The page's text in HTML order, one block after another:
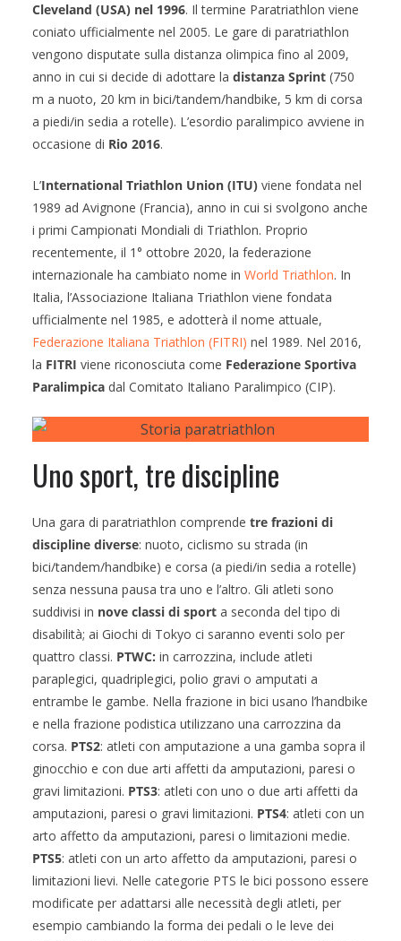
Cleveland (USA) nel 1996. Il termine Paratriathlon viene
coniato ufficialmente nel 2005. Le gare di paratriathlon
vengono disputate sulla distanza olimpica fino al 2009,
anno in cui si decide di adottare la distanza Sprint (750
m a nuoto, 20 km in bici/tandem/handbike, 5 km di corsa
a piedi/in sedia a rotelle). L’esordio paralimpico avviene in
occasione di Rio 2016.
L’International Triathlon Union (ITU) viene fondata nel
1989 ad Avignone (Francia), anno in cui si svolgono anche
i primi Campionati Mondiali di Triathlon. Proprio
recentemente, il 1° ottobre 2020, la federazione
internazionale ha cambiato nome in World Triathlon. In
Italia, l’Associazione Italiana Triathlon viene fondata
ufficialmente nel 1985, e adotterà il nome attuale,
Federazione Italiana Triathlon (FITRI) nel 1989. Nel 2016,
la FITRI viene riconosciuta come Federazione Sportiva
Paralimpica dal Comitato Italiano Paralimpico (CIP).
Uno sport, tre discipline
Una gara di paratriathlon comprende tre frazioni di
discipline diverse: nuoto, ciclismo su strada (in
bici/tandem/handbike) e corsa (a piedi/in sedia a rotelle)
senza nessuna pausa tra uno e l’altro. Gli atleti sono
suddivisi in nove classi di sport a seconda del tipo di
disabilità; ai Giochi di Tokyo ci saranno eventi solo per
quattro classi. PTWC: in carrozzina, include atleti
paraplegici, quadriplegici, polio gravi o amputati a
entrambe le gambe. Nella frazione in bici usano l’handbike
e nella frazione podistica utilizzano una carrozzina da
corsa. PTS2: atleti con amputazione a una gamba sopra il
ginocchio e con due arti affetti da amputazioni, paresi o
gravi limitazioni. PTS3: atleti con uno o due arti affetti da
amputazioni, paresi o gravi limitazioni. PTS4: atleti con un
arto affetto da amputazioni, paresi o limitazioni medie.
PTS5: atleti con un arto affetto da amputazioni, paresi o
limitazioni lievi. Nelle categorie PTS le bici possono essere
modificate per adattarsi alle necessità degli atleti, per
esempio cambiando la forma dei pedali o le leve dei